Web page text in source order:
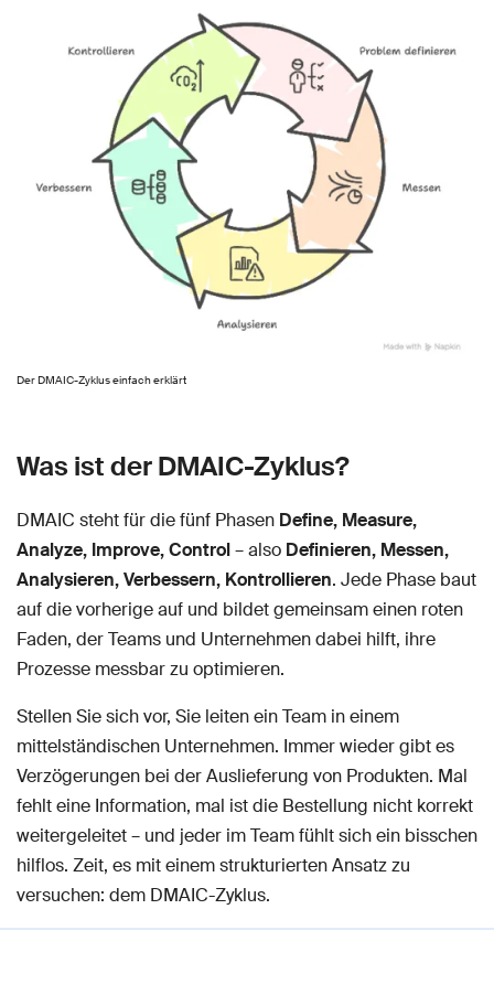
Der DMAIC-Zyklus einfach erklärt
Was ist der DMAIC-Zyklus?
DMAIC steht für die fünf Phasen Define, Measure,
Analyze, Improve, Control– also Definieren, Messen,
Analysieren, Verbessern, Kontrollieren. Jede Phase baut
auf die vorherige auf und bildet gemeinsam einen roten
Faden, der Teams und Unternehmen dabei hilft, ihre
Prozesse messbar zu optimieren.
Stellen Sie sich vor, Sie leiten ein Team in einem
mittelständischen Unternehmen. Immer wieder gibt es
Verzögerungen bei der Auslieferung von Produkten. Mal
fehlt eine Information, mal ist die Bestellung nicht korrekt
weitergeleitet – und jeder im Team fühlt sich ein bisschen
hilflos. Zeit, es mit einem strukturierten Ansatz zu
versuchen: dem DMAIC-Zyklus.